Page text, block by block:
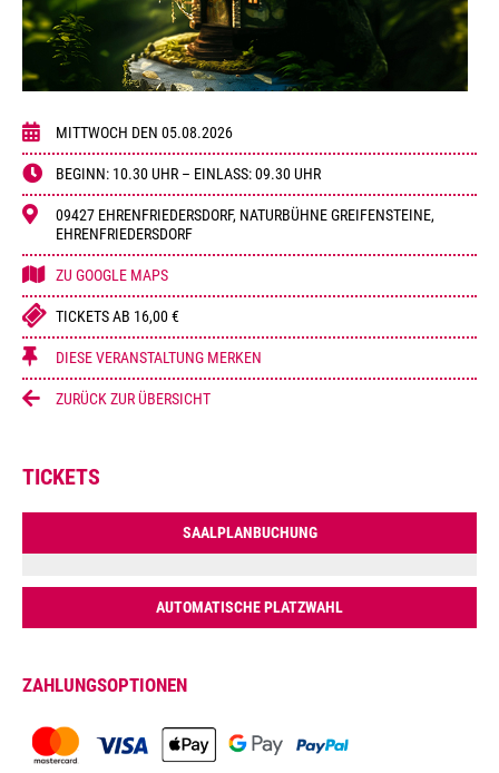
MITTWOCH DEN 05.08.2026
BEGINN: 10.30UHR – EINLASS:09.30UHR
09427 EHRENFRIEDERSDORF, NATURBÜHNE GREIFENSTEINE,
EHRENFRIEDERSDORF
ZU GOOGLE MAPS
TICKETS AB 16,00 €
DIESE VERANSTALTUNG MERKEN
ZURÜCK ZUR ÜBERSICHT
TICKETS
SAALPLANBUCHUNG
AUTOMATISCHE PLATZWAHL
ZAHLUNGSOPTIONEN